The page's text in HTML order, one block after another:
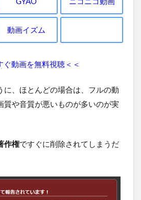
動画イズム
ぐ動画を無料視聴＜＜
に、ほとんどの場合は、フルの動
質や音質が悪いものが多いのが実
作権ですぐに削除されてしまうだ